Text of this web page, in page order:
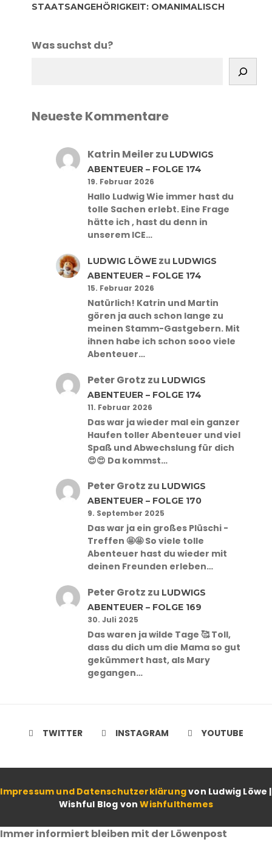
STAATSANGEHÖRIGKEIT: OMANIMALISCH
Was suchst du?
Neueste Kommentare
Katrin Meilerzu LUDWIGS
ABENTEUER – FOLGE 174
19. Februar 2026
Hallo Ludwig Wie immer hast du
tolle Sachen erlebt. Eine Frage
hätte ich , hast du denn in
unserem ICE…
LUDWIG LÖWEzu LUDWIGS
ABENTEUER – FOLGE 174
15. Februar 2026
Natürlich! Katrin und Martin
gören ja auch schon lange zu
meinen Stamm-Gastgebern. Mit
ihnen habe ich schon sooo viele
Abenteuer…
Peter Grotz zu LUDWIGS
ABENTEUER – FOLGE 174
11. Februar 2026
Das war ja wieder mal ein ganzer
Haufen toller Abenteuer und viel
Spaß und Abwechslung für dich
😍😍 Da kommst…
Peter Grotz zu LUDWIGS
ABENTEUER – FOLGE 170
9. September 2025
Das war ja ein großes Plüschi -
Treffen 🤩🤩 So viele tolle
Abenteuer hast du wieder mit
deinen Freunden erleben…
Peter Grotz zu LUDWIGS
ABENTEUER – FOLGE 169
30. Juli 2025
Das waren ja wilde Tage 🥰 Toll,
dass du dich um die Mama so gut
gekümmert hast, als Mary
gegangen…
TWITTER INSTAGRAM YOUTUBE
Impressum und Datenschutzerklärungvon Ludwig Löwe |
Wishful Blog vonWishfulthemes
Immer informiert bleiben mit der Löwenpost